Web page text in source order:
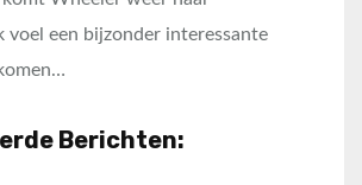
voel een bijzonder interessante
Berichten: